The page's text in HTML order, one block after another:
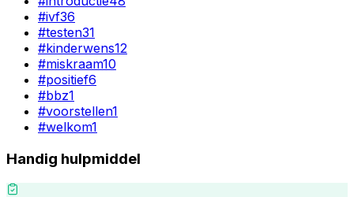
#ivf36
#testen31
#kinderwens12
#miskraam10
#positief6
#bbz1
#voorstellen1
#welkom1
Handig hulpmiddel